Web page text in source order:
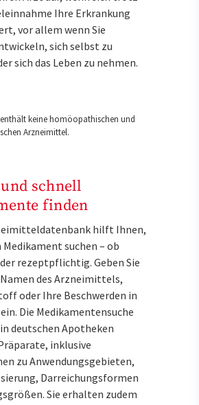
Ihre Erkrankung
vor allem wenn Sie
sich selbst zu
sich das Leben zu nehmen.
keine homöopathischen und
Arzneimittel.
schnell
finden
hilft Ihnen,
Medikament suchen – ob
rezeptpflichtig. Geben Sie
des Arzneimittels,
oder Ihre Beschwerden in
Die Medikamentensuche
deutschen Apotheken
inklusive
zu Anwendungsgebieten,
Darreichungsformen
Sie erhalten zudem